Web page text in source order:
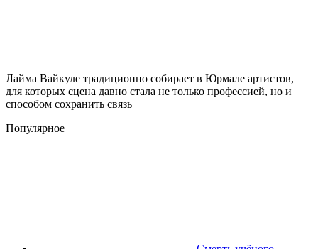
Лайма Вайкуле традиционно собирает в Юрмале артистов,
для которых сцена давно стала не только профессией, но и
способом сохранить связь
Популярное